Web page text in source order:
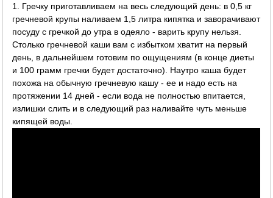
1. Гречку приготавливаем на весь следующий день: в 0,5 кг
гречневой крупы наливаем 1,5 литра кипятка и заворачивают
посуду с гречкой до утра в одеяло - варить крупу нельзя.
Столько гречневой каши вам с избытком хватит на первый
день, в дальнейшем готовим по ощущениям (в конце диеты
и 100 грамм гречки будет достаточно). Наутро каша будет
похожа на обычную гречневую кашу - ее и надо есть на
протяжении 14 дней - если вода не полностью впитается,
излишки слить и в следующий раз наливайте чуть меньше
кипящей воды.